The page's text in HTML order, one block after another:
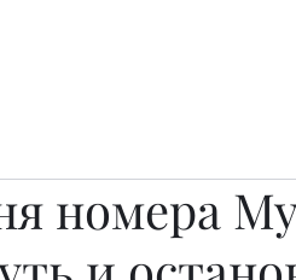
номера